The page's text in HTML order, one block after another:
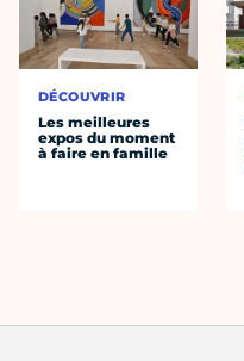
DÉCOUVRIR
Les meilleures
expos du moment
à faire en famille